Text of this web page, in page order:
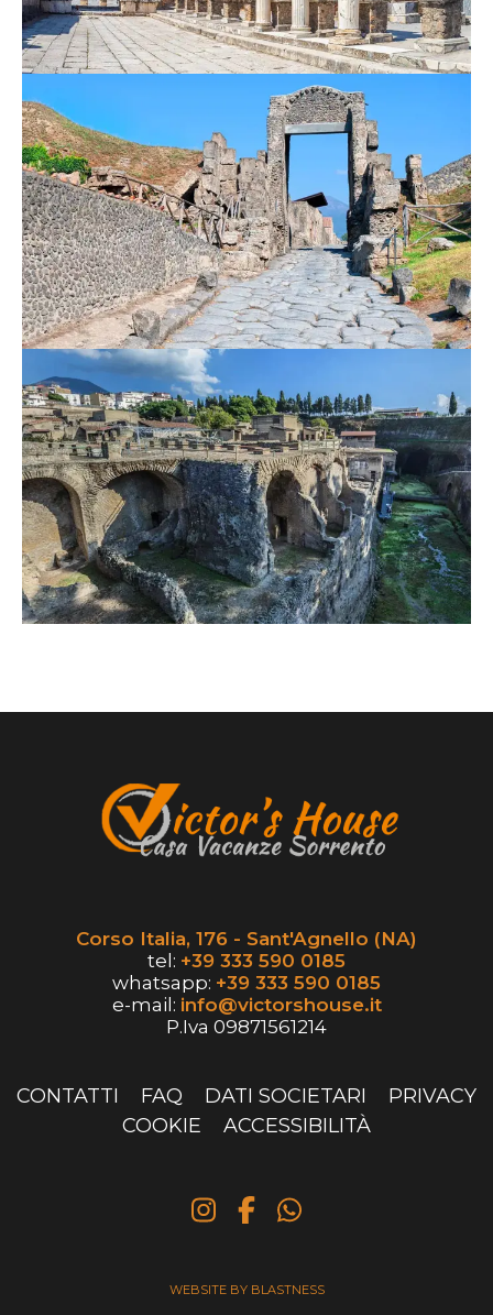
Corso Italia, 176 - Sant'Agnello (NA)
tel: +39 333 590 0185
whatsapp: +39 333 590 0185
e-mail: info@victorshouse.it
P.Iva 09871561214
CONTATTI FAQ DATI SOCIETARI
PRIVACY
COOKIE
ACCESSIBILITÀ
WEBSITE BY BLASTNESS